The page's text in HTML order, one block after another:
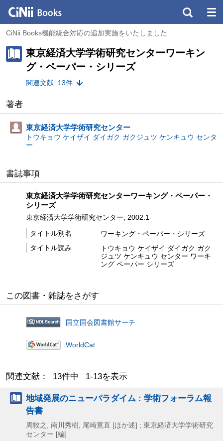
CiNii Books機能統合対応の追加実施をいたしました
東京経済大学学術研究センターワーキン
グ・ペーパー・シリーズ
関連文献: 13件
著者
東京経済大学学術研究センター
トウキョウ ケイザイ ダイガク ガクジュツ ケンキュウ センタ
ー
書誌事項
東京経済大学学術研究センターワーキング・ペーパー・
シリーズ
東京経済大学学術研究センター, 2002.1-
タイトル別名
ワーキング・ペーパー・シリーズ
タイトル読み
トウキョウ ケイザイ ダイガク ガク
ジュツ ケンキュウ センター ワーキ
ング ペーパー シリーズ
この図書・雑誌をさがす
国立国会図書館サーチ
WorldCat
関連文献： 13件中 1-13を表示
地域発展のニューパラダイム : 学術フォーラム報
告書
周牧之, 南川秀樹, 尾崎寛直 [ほか述] ; 東京経済大学学術研究
センター [編]